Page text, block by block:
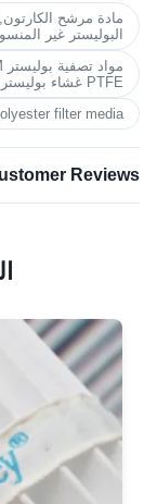
مادة مرشح
البوليستر غير
PTFE غشاء بوليستر Spunbond
filter media
Reviews
نجمتان
نجمة
واحدة
Sophia
Colombia